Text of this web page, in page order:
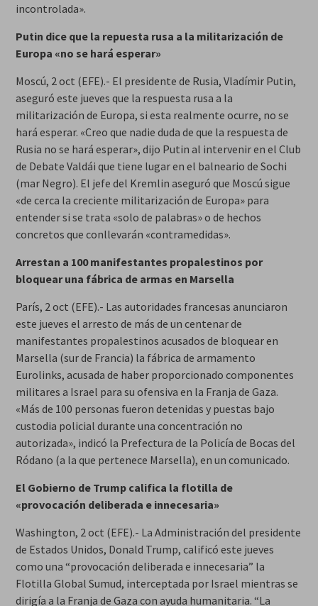
incontrolada».
Putin dice que la repuesta rusa a la militarización de
Europa «no se hará esperar»
Moscú, 2 oct (EFE).- El presidente de Rusia, Vladímir Putin,
aseguró este jueves que la respuesta rusa a la
militarización de Europa, si esta realmente ocurre, no se
hará esperar. «Creo que nadie duda de que la respuesta de
Rusia no se hará esperar», dijo Putin al intervenir en el Club
de Debate Valdái que tiene lugar en el balneario de Sochi
(mar Negro). El jefe del Kremlin aseguró que Moscú sigue
«de cerca la creciente militarización de Europa» para
entender si se trata «solo de palabras» o de hechos
concretos que conllevarán «contramedidas».
Arrestan a 100 manifestantes propalestinos por
bloquear una fábrica de armas en Marsella
París, 2 oct (EFE).- Las autoridades francesas anunciaron
este jueves el arresto de más de un centenar de
manifestantes propalestinos acusados de bloquear en
Marsella (sur de Francia) la fábrica de armamento
Eurolinks, acusada de haber proporcionado componentes
militares a Israel para su ofensiva en la Franja de Gaza.
«Más de 100 personas fueron detenidas y puestas bajo
custodia policial durante una concentración no
autorizada», indicó la Prefectura de la Policía de Bocas del
Ródano (a la que pertenece Marsella), en un comunicado.
El Gobierno de Trump califica la flotilla de
«provocación deliberada e innecesaria»
Washington, 2 oct (EFE).- La Administración del presidente
de Estados Unidos, Donald Trump, calificó este jueves
como una “provocación deliberada e innecesaria” la
Flotilla Global Sumud, interceptada por Israel mientras se
dirigía a la Franja de Gaza con ayuda humanitaria. “La